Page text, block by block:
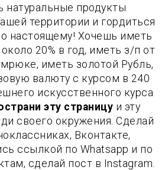
натуральные продукты
территории и гордиться
настоящему! Хочешь иметь
20% в год, иметь з/п от
иметь золотой Рубль,
валюту с курсом в 240
искусственного курса
эту страницу и эту
своего окружения. Сделай
Вконтакте,
ссылкой по Whatsapp и по
сделай пост в Instagram.